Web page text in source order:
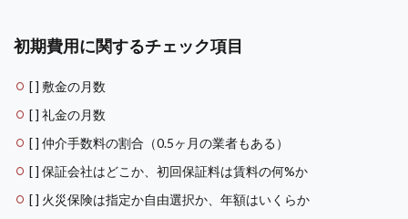
初期費用に関するチェック項目
[ ] 敷金の月数
[ ] 礼金の月数
[ ] 仲介手数料の割合（0.5ヶ月の業者もある）
[ ] 保証会社はどこか、初回保証料は賃料の何%か
[ ] 火災保険は指定か自由選択か、年額はいくらか